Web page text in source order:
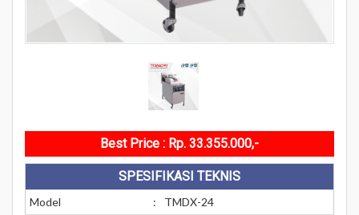
Best Price : Rp. 33.355.000,-
SPESIFIKASI TEKNIS
Model :
TMDX-24